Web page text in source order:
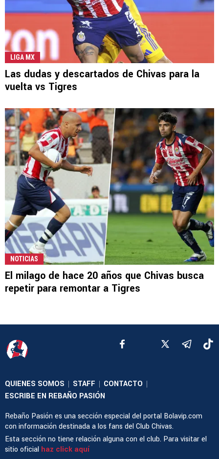
LIGA MX
Las dudas y descartados de Chivas para la
vuelta vs Tigres
NOTICIAS
El milago de hace 20 años que Chivas busca
repetir para remontar a Tigres
QUIENES SOMOS | STAFF | CONTACTO |
ESCRIBE EN REBAÑO PASIÓN
Rebaño Pasión es una sección especial del portal Bolavip.com
con información destinada a los fans del Club Chivas.
Esta sección no tiene relación alguna con el club. Para visitar el
sitio oficial haz click aquí